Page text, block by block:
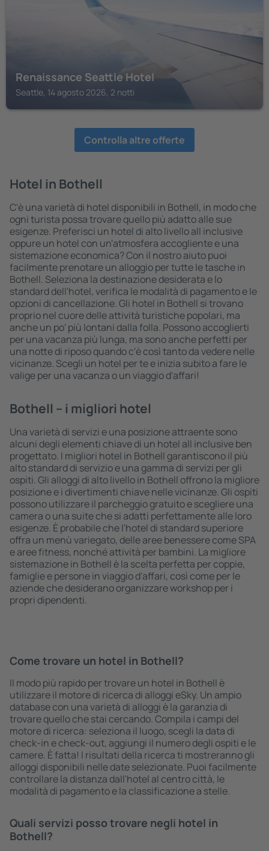
Renaissance Seattle Hotel
Seattle, 14 agosto 2026, 2 notti
Controlla altre offerte
Hotel in Bothell
C'è una varietà di hotel disponibili in Bothell, in modo che
ogni turista possa trovare quello più adatto alle sue
esigenze. Preferisci un hotel di alto livello all inclusive
oppure un hotel con un'atmosfera accogliente e una
sistemazione economica? Con il nostro aiuto puoi
facilmente prenotare un alloggio per tutte le tasche in
Bothell. Seleziona la destinazione desiderata e lo
standard dell'hotel, verifica le modalità di pagamento e le
opzioni di cancellazione. Gli hotel in Bothell si trovano
proprio nel cuore delle attività turistiche popolari, ma
anche un po' più lontani dalla folla. Possono accoglierti
per una vacanza più lunga, ma sono anche perfetti per
una notte di riposo quando c'è così tanto da vedere nelle
vicinanze. Scegli un hotel per te e inizia subito a fare le
valige per una vacanza o un viaggio d'affari!
Bothell – i migliori hotel
Una varietà di servizi e una posizione attraente sono
alcuni degli elementi chiave di un hotel all inclusive ben
progettato. I migliori hotel in Bothell garantiscono il più
alto standard di servizio e una gamma di servizi per gli
ospiti. Gli alloggi di alto livello in Bothell offrono la migliore
posizione e i divertimenti chiave nelle vicinanze. Gli ospiti
possono utilizzare il parcheggio gratuito e scegliere una
camera o una suite che si adatti perfettamente alle loro
esigenze. È probabile che l'hotel di standard superiore
offra un menù variegato, delle aree benessere come SPA
e aree fitness, nonché attività per bambini. La migliore
sistemazione in Bothell è la scelta perfetta per coppie,
famiglie e persone in viaggio d'affari, così come per le
aziende che desiderano organizzare workshop per i
propri dipendenti.
Come trovare un hotel in Bothell?
Il modo più rapido per trovare un hotel in Bothell è
utilizzare il motore di ricerca di alloggi eSky. Un ampio
database con una varietà di alloggi è la garanzia di
trovare quello che stai cercando. Compila i campi del
motore di ricerca: seleziona il luogo, scegli la data di
check-in e check-out, aggiungi il numero degli ospiti e le
camere. È fatta! I risultati della ricerca ti mostreranno gli
alloggi disponibili nelle date selezionate. Puoi facilmente
controllare la distanza dall'hotel al centro città, le
modalità di pagamento e la classificazione a stelle.
Quali servizi posso trovare negli hotel in
Bothell?